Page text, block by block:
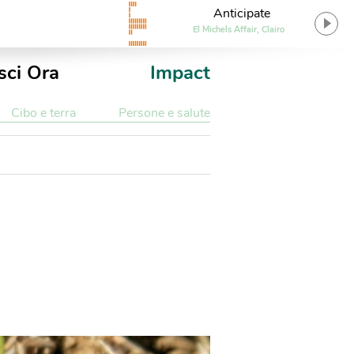
Anticipate
El Michels Affair, Clairo
Ora Impact
Cibo e terra Persone e salute